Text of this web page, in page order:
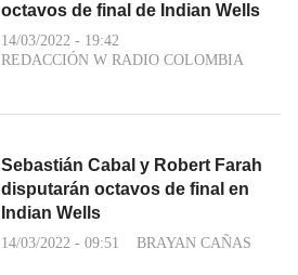
octavos de final de Indian Wells
14/03/2022 - 19:42
REDACCIÓN W RADIO COLOMBIA
Sebastián Cabal y Robert Farah
disputarán octavos de final en
Indian Wells
14/03/2022 - 09:51 BRAYAN CAÑAS